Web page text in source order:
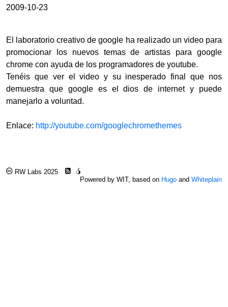
2009-10-23
El laboratorio creativo de google ha realizado un video para
promocionar los nuevos temas de artistas para google
chrome con ayuda de los programadores de youtube.
Tenéis que ver el video y su inesperado final que nos
demuestra que google es el dios de internet y puede
manejarlo a voluntad.
Enlace: http://youtube.com/googlechromethemes
RW Labs 2025
Powered by WIT, based on Hugoand Whiteplain